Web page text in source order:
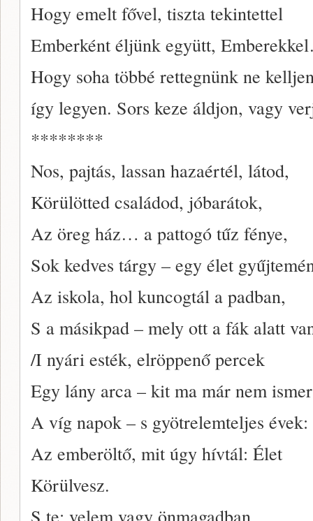
Hogy emelt fővel, tiszta tekintettel
Emberként éljünk együtt,
Hogy soha többé rettegnünk ne
így legyen. Sors keze áldjon, vagy
********
Nos, pajtás, lassan hazaértél, látod,
Körülötted családod, jóbarátok,
Az öreg ház… a pattogó tűz fénye,
Sok kedves tárgy – egy élet
Az iskola, hol kuncogtál a padban,
S a másikpad – mely ott a fák alatt
/I nyári esték, elröppenő percek
Egy lány arca – kit ma már nem
A víg napok – s gyötrelemteljes évek:
Az emberöltő, mit úgy hívtál: Élet
Körülvesz.
S te: velem vagy önmagadban